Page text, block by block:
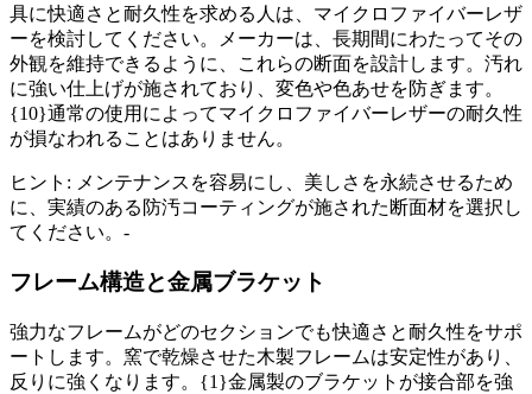
具に快適さと耐久性を求める人は、マイクロファイバーレザ
ーを検討してください。メーカーは、長期間にわたってその
外観を維持できるように、これらの断面を設計します。汚れ
に強い仕上げが施されており、変色や色あせを防ぎます。
{10}通常の使用によってマイクロファイバーレザーの耐久性
が損なわれることはありません。
ヒント: メンテナンスを容易にし、美しさを永続させるため
に、実績のある防汚コーティングが施された断面材を選択し
てください。-
フレーム構造と金属ブラケット
強力なフレームがどのセクションでも快適さと耐久性をサポ
ートします。窯で乾燥させた木製フレームは安定性があり、
反りに強くなります。{1}金属製のブラケットが接合部を強